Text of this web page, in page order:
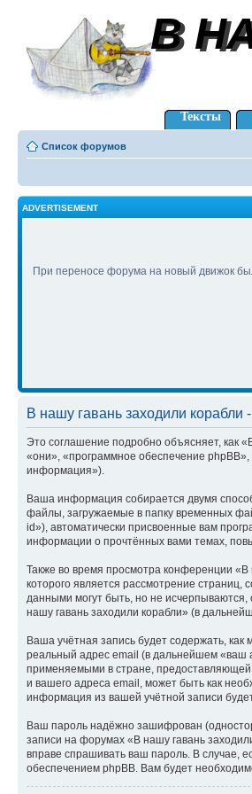
В
В
Тексты
Список форумов
ADVERTISEMENT
При переносе форума на новый движок
В нашу гавань заходили
Это соглашение подробно объясняет, как
«они», «программное обеспечение
информация»).
Ваша информация собирается двумя
файлы, загружаемые в папку временных
id»), автоматически присвоенные вам
информации о прочтённых вами темах,
Также во время просмотра конференции
которого является рассмотрение
данными могут быть, но не
нашу гавань заходили корабли» (в
Ваша учётная запись будет содержать,
реальный адрес email (в дальнейшем «ваш
применяемыми в стране, предоставляющей
и вашего адреса email, может быть как
информация из вашей учётной записи
Ваш пароль надёжно зашифрован
записи на форумах «В нашу гавань
вправе спрашивать ваш пароль. В случае,
обеспечением phpBB. Вам будет